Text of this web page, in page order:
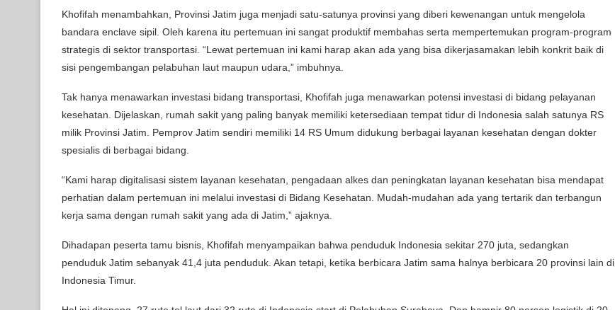
Khofifah menambahkan, Provinsi Jatim juga menjadi satu-satunya provinsi yang diberi kewenangan untuk mengelola
bandara enclave sipil. Oleh karena itu pertemuan ini sangat produktif membahas serta mempertemukan program-program
strategis di sektor transportasi. “Lewat pertemuan ini kami harap akan ada yang bisa dikerjasamakan lebih konkrit baik di
sisi pengembangan pelabuhan laut maupun udara,” imbuhnya.
Tak hanya menawarkan investasi bidang transportasi, Khofifah juga menawarkan potensi investasi di bidang pelayanan
kesehatan. Dijelaskan, rumah sakit yang paling banyak memiliki ketersediaan tempat tidur di Indonesia salah satunya RS
milik Provinsi Jatim. Pemprov Jatim sendiri memiliki 14 RS Umum didukung berbagai layanan kesehatan dengan dokter
spesialis di berbagai bidang.
“Kami harap digitalisasi sistem layanan kesehatan, pengadaan alkes dan peningkatan layanan kesehatan bisa mendapat
perhatian dalam pertemuan ini melalui investasi di Bidang Kesehatan. Mudah-mudahan ada yang tertarik dan terbangun
kerja sama dengan rumah sakit yang ada di Jatim,” ajaknya.
Dihadapan peserta tamu bisnis, Khofifah menyampaikan bahwa penduduk Indonesia sekitar 270 juta, sedangkan
penduduk Jatim sebanyak 41,4 juta penduduk. Akan tetapi, ketika berbicara Jatim sama halnya berbicara 20 provinsi lain di
Indonesia Timur.